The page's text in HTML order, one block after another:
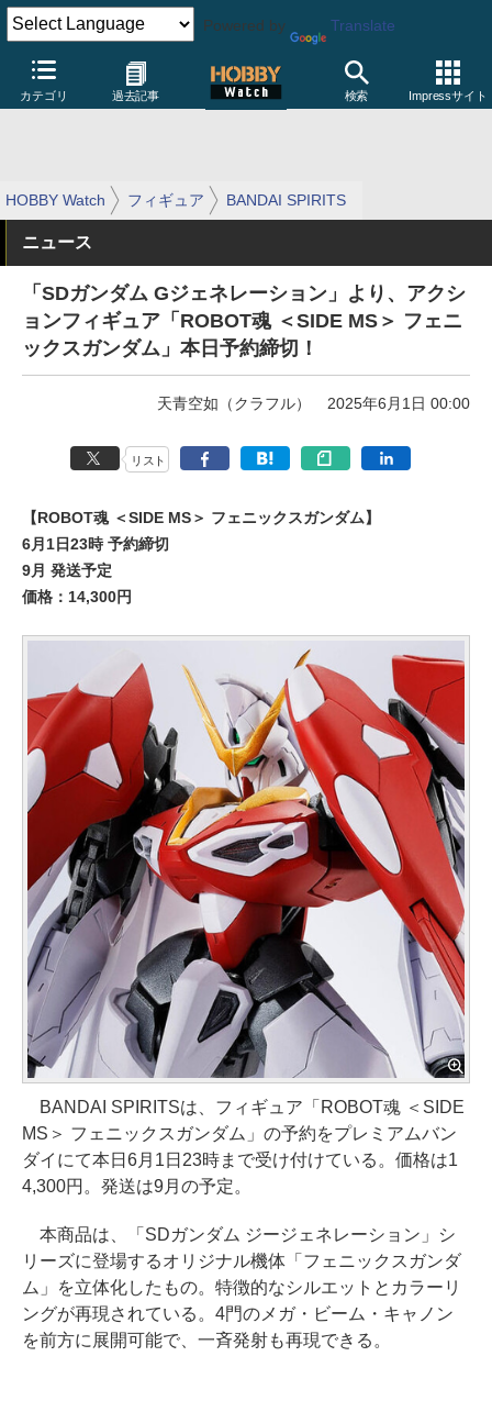
Powered by Translate
カテゴリ 過去記事 検索 Impressサイト
HOBBY Watch フィギュア BANDAI SPIRITS
ニュース
「SDガンダム Gジェネレーション」より、アクシ
ョンフィギュア「ROBOT魂 ＜SIDE MS＞ フェニ
ックスガンダム」本日予約締切！
天青空如（クラフル） 2025年6月1日 00:00
リスト
【ROBOT魂 ＜SIDE MS＞ フェニックスガンダム】
6月1日23時 予約締切
9月 発送予定
価格：14,300円
BANDAI SPIRITSは、フィギュア「ROBOT魂 ＜SIDE
MS＞ フェニックスガンダム」の予約をプレミアムバン
ダイにて本日6月1日23時まで受け付けている。価格は1
4,300円。発送は9月の予定。
本商品は、「SDガンダム ジージェネレーション」シ
リーズに登場するオリジナル機体「フェニックスガンダ
ム」を立体化したもの。特徴的なシルエットとカラーリ
ングが再現されている。4門のメガ・ビーム・キャノン
を前方に展開可能で、一斉発射も再現できる。